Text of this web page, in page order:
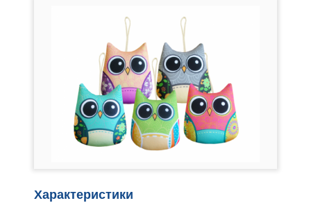
Характеристики